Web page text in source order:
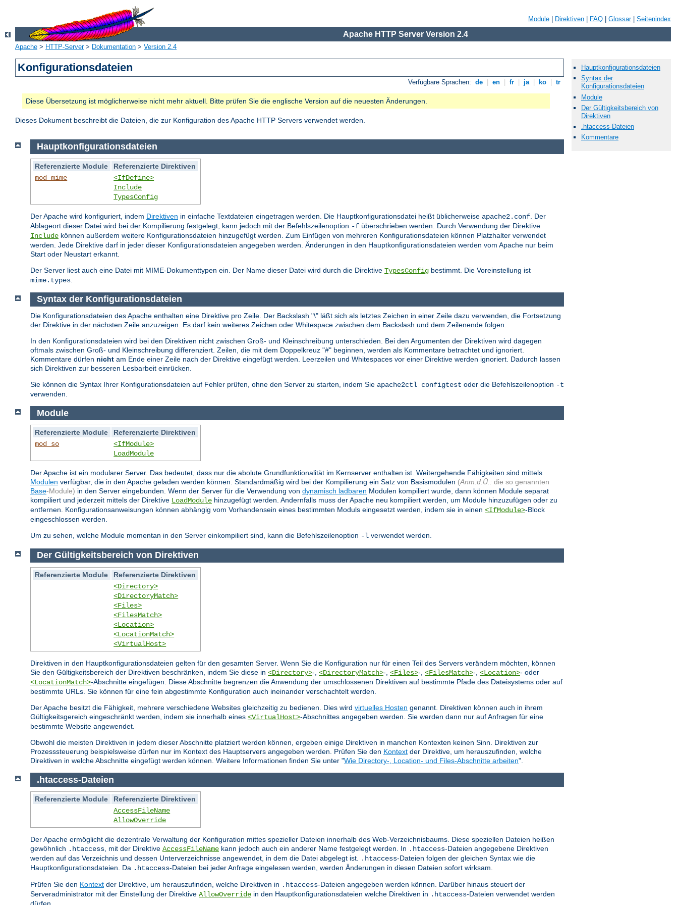
Module Direktiven FAQ Glossar| Seitenindex
Apache HTTP Server Version 2.4
Apache > HTTP-Server> Dokumentation > Version 2.4
Konfigurationsdateien
Verfügbare Sprachen: de en fr ja ko tr
Diese Übersetzung ist möglicherweise nicht mehr aktuell. Bitte prüfen Sie die englische Version auf die neuesten Änderungen.
Dieses Dokument beschreibt die Dateien, die zur Konfiguration des Apache HTTP Servers verwendet werden.
Hauptkonfigurationsdateien
Syntax der
Konfigurationsdateien
Module
Der Gültigkeitsbereich von
Direktiven
.htaccess-Dateien
Kommentare
Hauptkonfigurationsdateien
Referenzierte Module
Referenzierte Direktiven
mod_mime
<IfDefine>
Include
TypesConfig
Der Apache wird konfiguriert, indem Direktiven in einfache Textdateien eingetragen werden. Die Hauptkonfigurationsdatei heißt üblicherweise apache2.conf . Der
Ablageort dieser Datei wird bei der Kompilierung festgelegt, kann jedoch mit der Befehlszeilenoption -f überschrieben werden. Durch Verwendung der Direktive
Include können außerdem weitere Konfigurationsdateien hinzugefügt werden. Zum Einfügen von mehreren Konfigurationsdateien können Platzhalter verwendet
werden. Jede Direktive darf in jeder dieser Konfigurationsdateien angegeben werden. Änderungen in den Hauptkonfigurationsdateien werden vom Apache nur beim
Start oder Neustart erkannt.
Der Server liest auch eine Datei mit MIME-Dokumenttypen ein. Der Name dieser Datei wird durch die Direktive TypesConfig bestimmt. Die Voreinstellung ist
mime.types
Syntax der Konfigurationsdateien
Die Konfigurationsdateien des Apache enthalten eine Direktive pro Zeile. Der Backslash "\" läßt sich als letztes Zeichen in einer Zeile dazu verwenden, die Fortsetzung
der Direktive in der nächsten Zeile anzuzeigen. Es darf kein weiteres Zeichen oder Whitespace zwischen dem Backslash und dem Zeilenende folgen.
In den Konfigurationsdateien wird bei den Direktiven nicht zwischen Groß- und Kleinschreibung unterschieden. Bei den Argumenten der Direktiven wird dagegen
oftmals zwischen Groß- und Kleinschreibung differenziert. Zeilen, die mit dem Doppelkreuz "#" beginnen, werden als Kommentare betrachtet und ignoriert.
Kommentare dürfen nicht am Ende einer Zeile nach der Direktive eingefügt werden. Leerzeilen und Whitespaces vor einer Direktive werden ignoriert. Dadurch lassen
sich Direktiven zur besseren Lesbarbeit einrücken.
Sie können die Syntax Ihrer Konfigurationsdateien auf Fehler prüfen, ohne den Server zu starten, indem Sie apache2ctl configtest oder die Befehlszeilenoption -t
verwenden.
Module
Referenzierte Module
Referenzierte Direktiven
mod_so
<IfModule>
LoadModule
Der Apache ist ein modularer Server. Das bedeutet, dass nur die abolute Grundfunktionalität im Kernserver enthalten ist. Weitergehende Fähigkeiten sind mittels
Modulen verfügbar, die in den Apache geladen werden können. Standardmäßig wird bei der Kompilierung ein Satz von Basismodulen (Anm.d.Ü.: die so genannten
Base-Module) in den Server eingebunden. Wenn der Server für die Verwendung von dynamisch ladbaren Modulen kompiliert wurde, dann können Module separat
kompiliert und jederzeit mittels der Direktive LoadModule hinzugefügt werden. Andernfalls muss der Apache neu kompiliert werden, um Module hinzuzufügen oder zu
entfernen. Konfigurationsanweisungen können abhängig vom Vorhandensein eines bestimmten Moduls eingesetzt werden, indem sie in einen <IfModule>-Block
eingeschlossen werden.
Um zu sehen, welche Module momentan in den Server einkompiliert sind, kann die Befehlszeilenoption -l verwendet werden.
Der Gültigkeitsbereich von Direktiven
Referenzierte Module
Referenzierte Direktiven
<Directory>
<DirectoryMatch>
<Files>
<FilesMatch>
<Location>
<LocationMatch>
<VirtualHost>
Direktiven in den Hauptkonfigurationsdateien gelten für den gesamten Server. Wenn Sie die Konfiguration nur für einen Teil des Servers verändern möchten, können
Sie den Gültigkeitsbereich der Direktiven beschränken, indem Sie diese in <Directory>-, <DirectoryMatch>-, <Files>-, <FilesMatch>-, <Location>- oder
<LocationMatch>-Abschnitte eingefügen. Diese Abschnitte begrenzen die Anwendung der umschlossenen Direktiven auf bestimmte Pfade des Dateisystems oder auf
bestimmte URLs. Sie können für eine fein abgestimmte Konfiguration auch ineinander verschachtelt werden.
Der Apache besitzt die Fähigkeit, mehrere verschiedene Websites gleichzeitig zu bedienen. Dies wird virtuelles Hosten genannt. Direktiven können auch in ihrem
Gültigkeitsgereich eingeschränkt werden, indem sie innerhalb eines <VirtualHost>-Abschnittes angegeben werden. Sie werden dann nur auf Anfragen für eine
bestimmte Website angewendet.
Obwohl die meisten Direktiven in jedem dieser Abschnitte platziert werden können, ergeben einige Direktiven in manchen Kontexten keinen Sinn. Direktiven zur
Prozesssteuerung beispielsweise dürfen nur im Kontext des Hauptservers angegeben werden. Prüfen Sie den Kontext der Direktive, um herauszufinden, welche
Direktiven in welche Abschnitte eingefügt werden können. Weitere Informationen finden Sie unter "Wie Directory-, Location- und Files-Abschnitte arbeiten".
.htaccess-Dateien
Referenzierte Module
Referenzierte Direktiven
AccessFileName
AllowOverride
Der Apache ermöglicht die dezentrale Verwaltung der Konfiguration mittes spezieller Dateien innerhalb des Web-Verzeichnisbaums. Diese speziellen Dateien heißen
gewöhnlich .htaccess, mit der Direktive AccessFileName kann jedoch auch ein anderer Name festgelegt werden. In .htaccess-Dateien angegebene Direktiven
werden auf das Verzeichnis und dessen Unterverzeichnisse angewendet, in dem die Datei abgelegt ist. .htaccess-Dateien folgen der gleichen Syntax wie die
Hauptkonfigurationsdateien. Da .htaccess-Dateien bei jeder Anfrage eingelesen werden, werden Änderungen in diesen Dateien sofort wirksam.
Prüfen Sie den Kontext der Direktive, um herauszufinden, welche Direktiven in .htaccess-Dateien angegeben werden können. Darüber hinaus steuert der
Serveradministrator mit der Einstellung der Direktive AllowOverride in den Hauptkonfigurationsdateien welche Direktiven in .htaccess-Dateien verwendet werden